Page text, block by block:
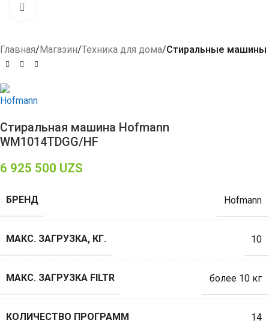
Главная Магазин Техника для дома Стиральные машины
Стиральная машина Hofmann
WM1014TDGG/HF
6 925 500 UZS
БРЕНД Hofmann
МАКС. ЗАГРУЗКА, КГ. 10
МАКС. ЗАГРУЗКА FILTR более 10 кг
КОЛИЧЕСТВО ПРОГРАММ 14